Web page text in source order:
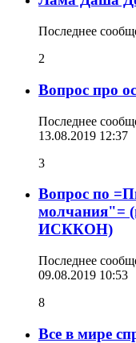
Последнее
2
Вопрос про
Последнее
13.08.2019 12:37
3
Вопрос по
молчания"=
ИСККОН)
Последнее
09.08.2019 10:53
8
Все в мире